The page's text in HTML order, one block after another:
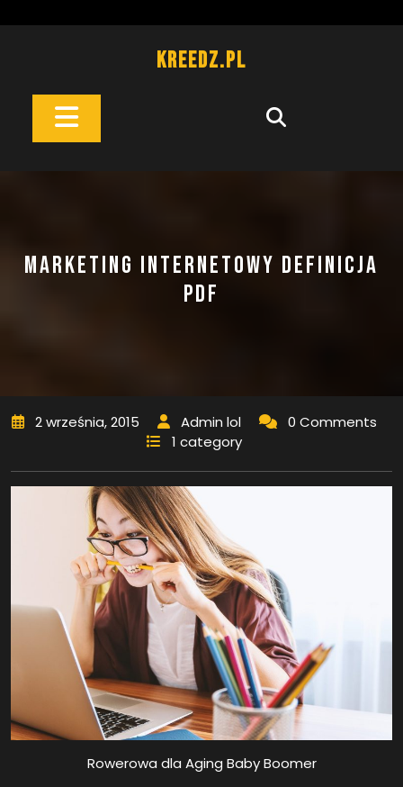
to
Kreedz.pl
Open
MARKETING INTERNETOWY DEFINICJA
PDF
2 września, 2015 Admin lol
0 Comments
1 category
Rowerowa dla Aging Baby Boomer